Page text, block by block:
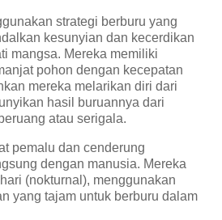
strategi berburu yang
kesunyian dan kecerdikan
mangsa. Mereka memiliki
pohon dengan kecepatan
mereka melarikan diri dari
hasil buruannya dari
atau serigala.
pemalu dan cenderung
dengan manusia. Mereka
(nokturnal), menggunakan
yang tajam untuk berburu dalam